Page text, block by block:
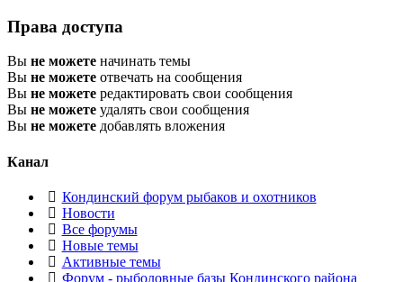
Права доступа
Вы не можете начинать темы
Вы не можете отвечать на сообщения
Вы не можете редактировать свои сообщения
Вы не можете удалять свои сообщения
Вы не можете добавлять вложения
Канал
Кондинский форум рыбаков и охотников
Новости
Все форумы
Новые темы
Активные темы
Форум - рыболовные базы Кондинского района